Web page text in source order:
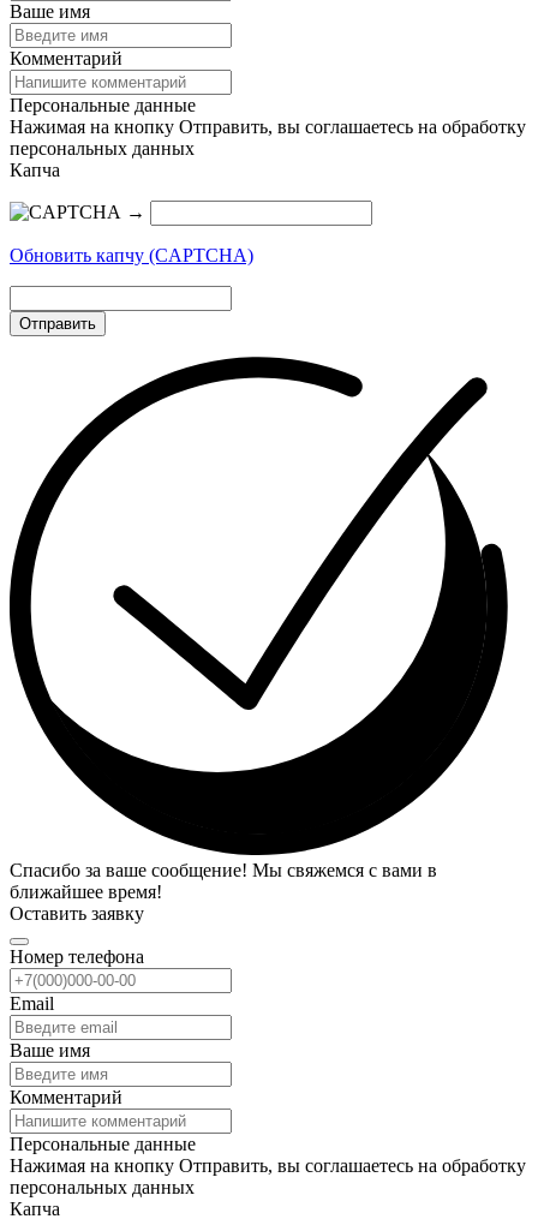
Ваше имя
Комментарий
Персональные данные
Нажимая на кнопку Отправить, вы соглашаетесь на обработку
персональных данных
Капча
→
Обновить капчу (CAPTCHA)
Отправить
Спасибо за ваше сообщение! Мы свяжемся с вами в
ближайшее время!
Оставить заявку
Номер телефона
Email
Ваше имя
Комментарий
Персональные данные
Нажимая на кнопку Отправить, вы соглашаетесь на обработку
персональных данных
Капча